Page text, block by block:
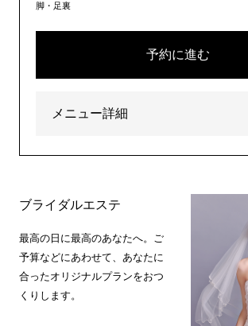
脚・足裏
予約に進む
メニュー詳細
ブライダルエステ
最高の日に最高のあなたへ。ご
予算などにあわせて、あなたに
合ったオリジナルプランをおつ
くりします。